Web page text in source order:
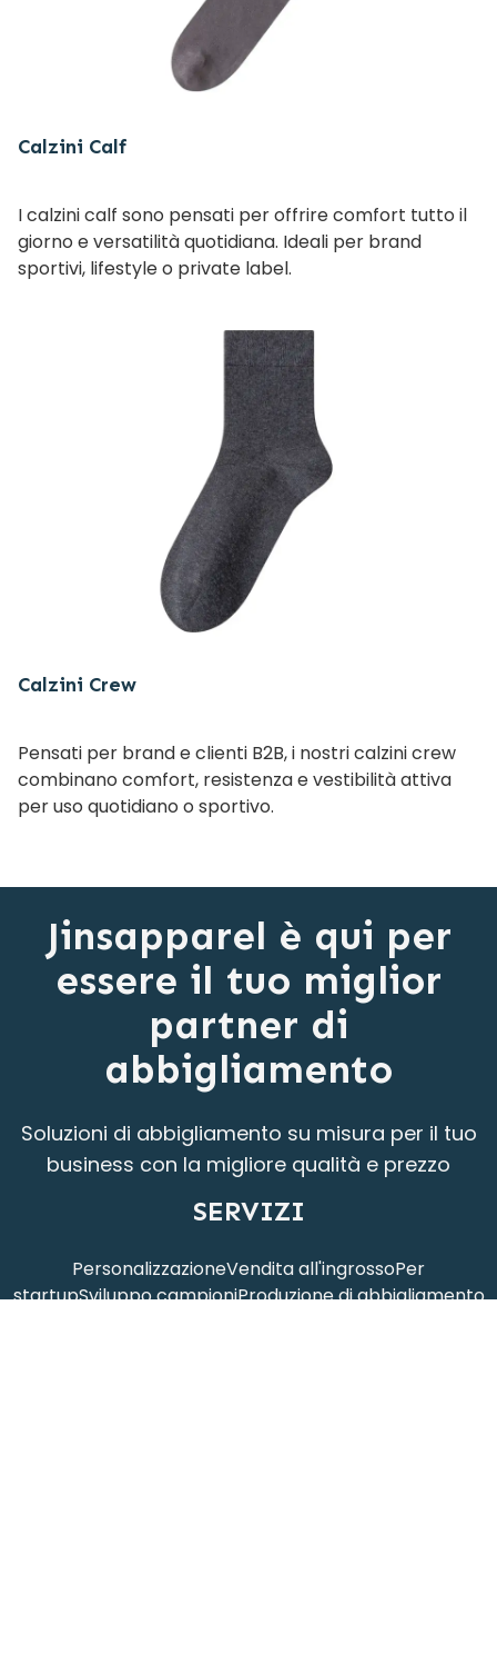
Calzini Calf
I calzini calf sono pensati per offrire comfort tutto il
giorno e versatilità quotidiana. Ideali per brand
sportivi, lifestyle o private label.
Calzini Crew
Pensati per brand e clienti B2B, i nostri calzini crew
combinano comfort, resistenza e vestibilità attiva
per uso quotidiano o sportivo.
Jinsapparel è qui per
essere il tuo miglior
partner di
abbigliamento
Soluzioni di abbigliamento su misura per il tuo
business con la migliore qualità e prezzo
SERVIZI
PersonalizzazioneVendita all'ingrossoPer
startupSviluppo campioniProduzione di abbigliamento